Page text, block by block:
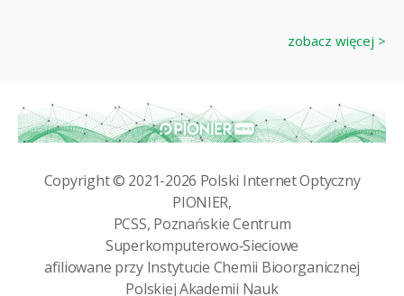
zobacz więcej >
Copyright © 2021-2026 Polski Internet Optyczny
PIONIER,
PCSS, Poznańskie Centrum
Superkomputerowo‑Sieciowe
afiliowane przy Instytucie Chemii Bioorganicznej
Polskiej Akademii Nauk